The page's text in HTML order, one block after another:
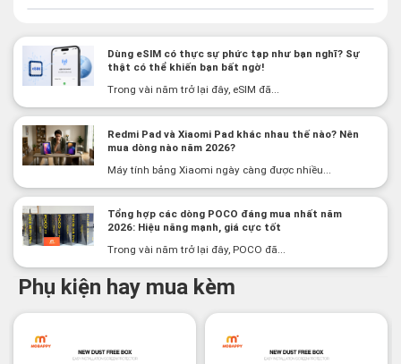
Dùng eSIM có thực sự phức tạp như bạn nghĩ? Sự
thật có thể khiến bạn bất ngờ!
Trong vài năm trở lại đây, eSIM đã...
Redmi Pad và Xiaomi Pad khác nhau thế nào? Nên
mua dòng nào năm 2026?
Máy tính bảng Xiaomi ngày càng được nhiều...
Tổng hợp các dòng POCO đáng mua nhất năm
2026: Hiệu năng mạnh, giá cực tốt
Trong vài năm trở lại đây, POCO đã...
Phụ kiện hay mua kèm